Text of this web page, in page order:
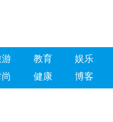
游 教育
娱乐
健康 博客